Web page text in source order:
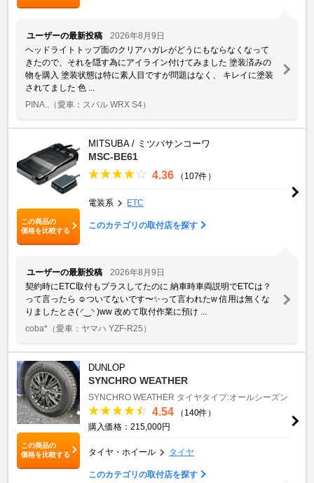
ユーザーの最新投稿
2026年8月9日
ヘッドライトトップ面のクリアハガレがどうにもならなくなって
きたので、それを隠す為にアイライン付けてみました 塗装済みの
物を購入 塗装状態は特に素人目ですが問題はなく、 キレイに塗装
されてました 色 ...
PINA..
（愛車：スバル WRX S4）
この商品の
価格を比較する
MITSUBA / ミツバサンコーワ
MSC-BE61
4.36 （107件）
電装系 ETC
このカテゴリの取付店を探す
ユーザーの最新投稿
2026年8月9日
契約時にETC取付もプラスしてたのに 納車時車両説明でETCは？
って言ったら ☺️ついてないです〜✨って言われたw 信用は無くな
りましたとさ(⁠ ⁠◜⁠‿⁠◝⁠ ⁠)⁠ww 改めて取付作業に預け ...
coba* （愛車：ヤマハ YZF-R25）
この商品の
価格を比較する
DUNLOP
SYNCHRO WEATHER
SYNCHRO WEATHER タイヤタイプ:オールシーズン
4.54
（140件）
購入価格：215,000円
タイヤ・ホイール タイヤ
このカテゴリの取付店を探す